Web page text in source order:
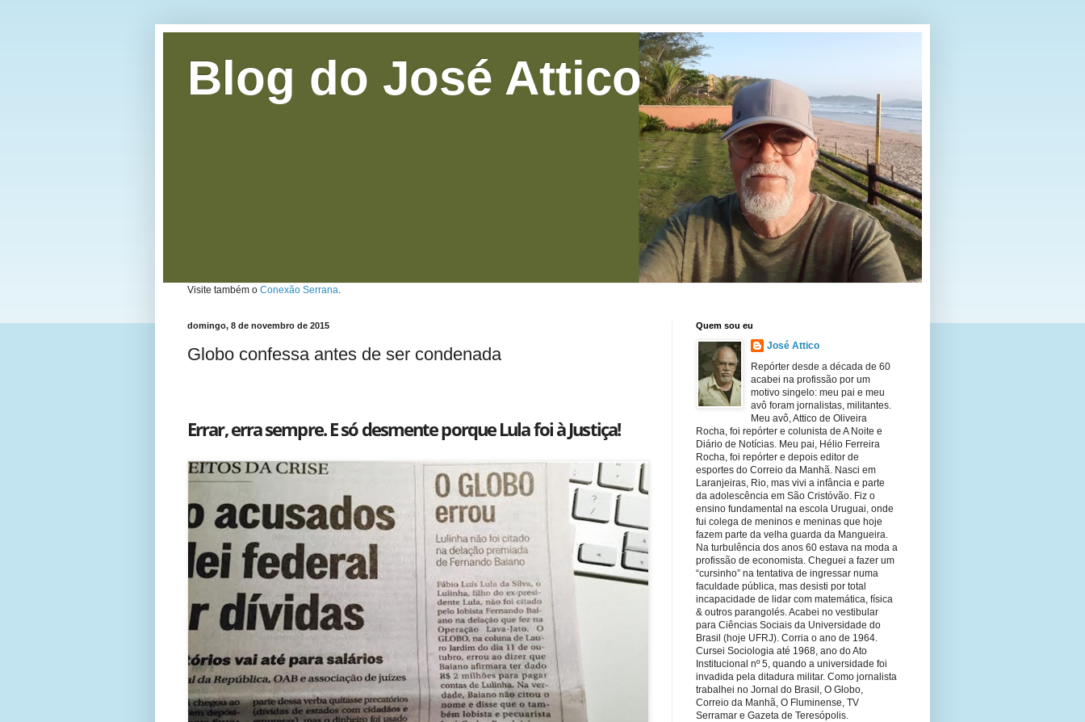
Blog do José Attico
Visite também o Conexão Serrana.
domingo, 8 de novembro de 2015
Globo confessa antes de ser condenada
Errar, erra sempre. E só desmente porque Lula foi à Justiça!
Quem sou eu
José Attico
Repórter desde a década de 60
acabei na profissão por um
motivo singelo: meu pai e meu
avô foram jornalistas, militantes.
Meu avô, Attico de Oliveira
Rocha, foi repórter e colunista de A Noite e
Diário de Notícias. Meu pai, Hélio Ferreira
Rocha, foi repórter e depois editor de
esportes do Correio da Manhã. Nasci em
Laranjeiras, Rio, mas vivi a infância e parte
da adolescência em São Cristóvão. Fiz o
ensino fundamental na escola Uruguai, onde
fui colega de meninos e meninas que hoje
fazem parte da velha guarda da Mangueira.
Na turbulência dos anos 60 estava na moda a
profissão de economista. Cheguei a fazer um
“cursinho” na tentativa de ingressar numa
faculdade pública, mas desisti por total
incapacidade de lidar com matemática, física
& outros parangolés. Acabei no vestibular
para Ciências Sociais da Universidade do
Brasil (hoje UFRJ). Corria o ano de 1964.
Cursei Sociologia até 1968, ano do Ato
Institucional nº 5, quando a universidade foi
invadida pela ditadura militar. Como jornalista
trabalhei no Jornal do Brasil, O Globo,
Correio da Manhã, O Fluminense, TV
Serramar e Gazeta de Teresópolis.